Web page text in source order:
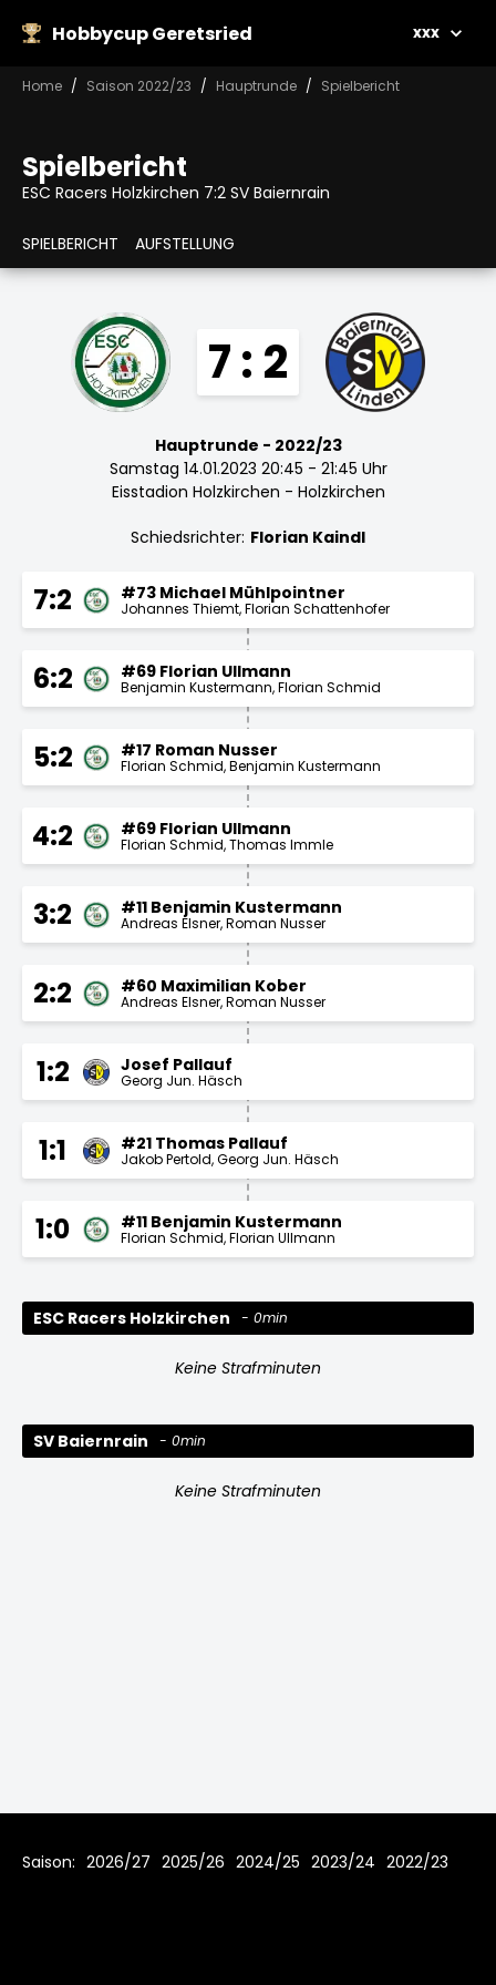
Hobbycup Geretsried xxx
Home Saison 2022/23 Hauptrunde Spielbericht
Spielbericht
ESC Racers Holzkirchen 7:2 SV Baiernrain
SPIELBERICHT AUFSTELLUNG
7 : 2
Hauptrunde - 2022/23
Samstag 14.01.2023 20:45 - 21:45 Uhr
Eisstadion Holzkirchen - Holzkirchen
Schiedsrichter: Florian Kaindl
7:2 #73 Michael Mühlpointner
Johannes Thiemt Florian Schattenhofer
6:2 #69 Florian Ullmann
Benjamin Kustermann Florian Schmid
5:2 #17 Roman Nusser
Florian Schmid Benjamin Kustermann
4:2 #69 Florian Ullmann
Florian Schmid Thomas Immle
3:2 #11 Benjamin Kustermann
Andreas Elsner Roman Nusser
2:2 #60 Maximilian Kober
Andreas Elsner Roman Nusser
1:2 Josef Pallauf
Georg Jun. Häsch
1:1 #21 Thomas Pallauf
Jakob Pertold Georg Jun. Häsch
1:0 #11 Benjamin Kustermann
Florian Schmid Florian Ullmann
ESC Racers Holzkirchen 0min
Keine Strafminuten
SV Baiernrain 0min
Keine Strafminuten
Saison: 2026/27 2025/26 2024/25 2023/24 2022/23